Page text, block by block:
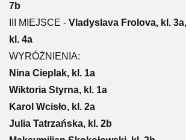
7b
III MIEJSCE - Vladyslava Frolova, kl.
kl. 4a
WYRÓŻNIENIA:
Nina Cieplak, kl. 1a
Wiktoria Styrna, kl. 1a
Karol Wcisło, kl. 2a
Julia Tatrzańska, kl. 2b